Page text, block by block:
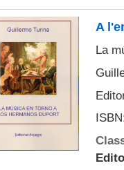
A
La